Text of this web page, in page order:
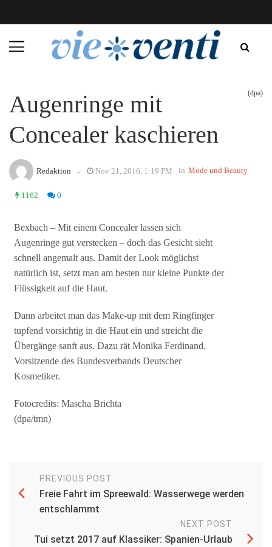
Augenringe mit
Concealer kaschieren
(dpa)
Redaktion - Nov 21, 2016, 1:19 PM in Mode und Beauty
1162 0
Bexbach – Mit einem Concealer lassen sich
Augenringe gut verstecken – doch das Gesicht sieht
schnell angemalt aus. Damit der Look möglichst
natürlich ist, setzt man am besten nur kleine Punkte der
Flüssigkeit auf die Haut.
Dann arbeitet man das Make-up mit dem Ringfinger
tupfend vorsichtig in die Haut ein und streicht die
Übergänge sanft aus. Dazu rät Monika Ferdinand,
Vorsitzende des Bundesverbands Deutscher
Kosmetiker.
Fotocredits: Mascha Brichta
(dpa/tmn)
PREVIOUS POST
Freie Fahrt im Spreewald: Wasserwege werden
entschlammt
NEXT POST
Tui setzt 2017 auf Klassiker: Spanien-Urlaub